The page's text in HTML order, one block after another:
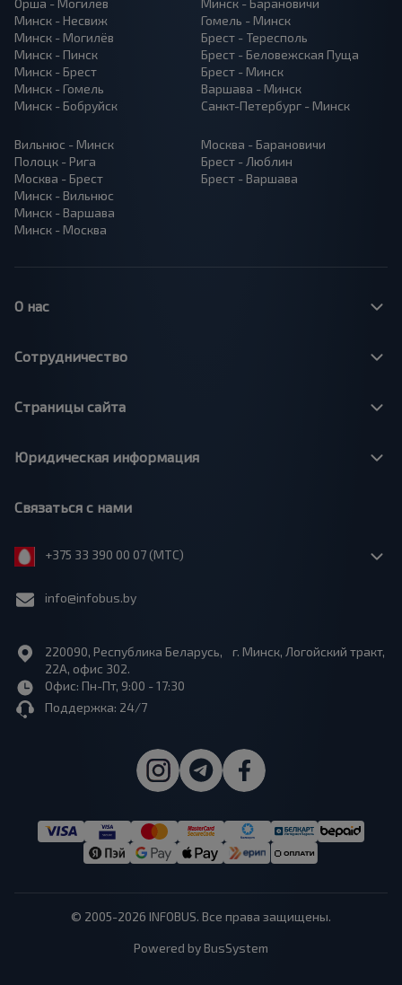
Орша - Могилёв
Минск - Несвиж
Минск - Могилёв
Минск - Пинск
Минск - Брест
Минск - Гомель
Минск - Бобруйск
Минск - Барановичи
Гомель - Минск
Брест - Тересполь
Брест - Беловежская Пуща
Брест - Минск
Варшава - Минск
Санкт-Петербург - Минск
Вильнюс - Минск
Полоцк - Рига
Москва - Брест
Минск - Вильнюс
Минск - Варшава
Минск - Москва
Москва - Барановичи
Брест - Люблин
Брест - Варшава
О нас
Сотрудничество
Страницы сайта
Юридическая информация
Связаться с нами
+375 33 390 00 07 (МТС)
info@infobus.by
220090, Республика Беларусь, г. Минск, Логойский тракт,
22А, офис 302.
Офис: Пн-Пт, 9:00 - 17:30
Поддержка: 24/7
© 2005-2026 INFOBUS. Все права защищены.
Powered by BusSystem